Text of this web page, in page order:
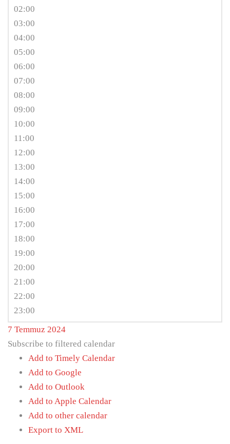
02:00
03:00
04:00
05:00
06:00
07:00
08:00
09:00
10:00
11:00
12:00
13:00
14:00
15:00
16:00
17:00
18:00
19:00
20:00
21:00
22:00
23:00
7 Temmuz 2024
Subscribe to filtered calendar
Add to Timely Calendar
Add to Google
Add to Outlook
Add to Apple Calendar
Add to other calendar
Export to XML